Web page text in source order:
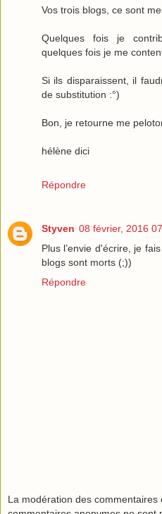
Vos trois blogs, ce sont
Quelques fois je
quelques fois je me
Si ils disparaissent, il
de substitution :°)
Bon, je retourne me
hélène dici
Répondre
Styven 08 février, 2016
Plus l’envie d'écrire, je
blogs sont morts (;))
Répondre
La modération des commentaires